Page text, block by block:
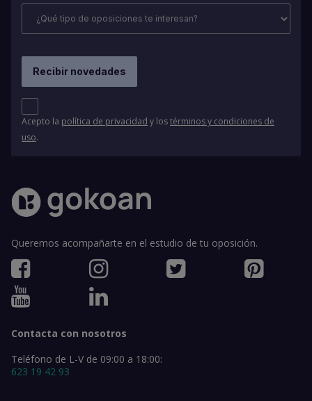
Acepto la política de privacidad y lostérminos y condiciones de
uso.
Queremos acompañarte en el estudio de tu oposición.
Contacta con nosotros
Teléfono de L-V de 09:00 a 18:00:
623 19 42 93